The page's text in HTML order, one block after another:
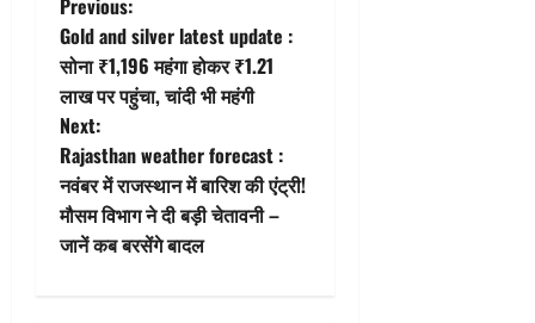
P
o
s
t
n
a
Previous:
Gold and silver latest update :
सोना ₹1,196 महंगा होकर ₹1.21
लाख पर पहुंचा, चांदी भी महंगी
Next:
Rajasthan weather forecast :
नवंबर में राजस्थान में बारिश की एंट्री!
मौसम विभाग ने दी बड़ी चेतावनी –
जानें कब बरसेंगे बादल